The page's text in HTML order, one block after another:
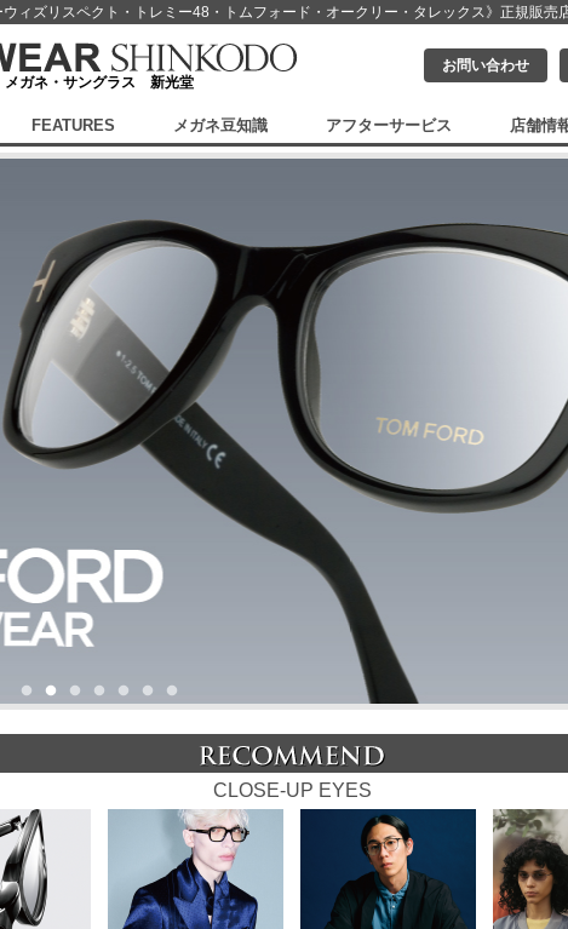
ィズリスペクト・ トレミー48・トムフォード・オークリー・タレックス》 正規販売
メガネ・サングラス 新光堂
お問い合わせ
FEATURES メガネ豆知識 アフターサービス 店舗情
CLOSE-UP EYES